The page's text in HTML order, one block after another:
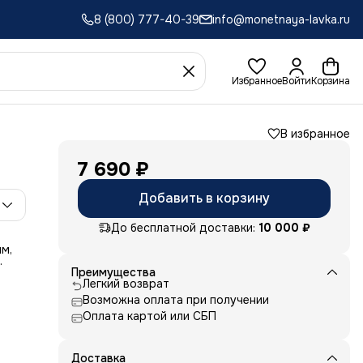
8 (800) 777-40-39 info@monetnaya-lavka.ru
ИзбранноеВойтиКорзина
В избранное
7 690 ₽
Добавить в корзину
До бесплатной доставки: 10 000 ₽
Преимущества
Легкий возврат
Возможна оплата при получении
Оплата картой или СБП
Доставка